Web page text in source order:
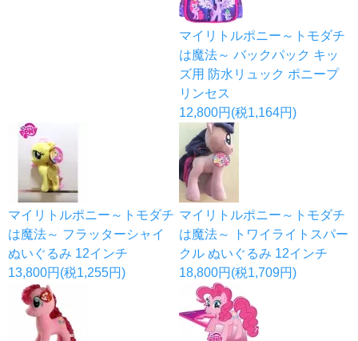
マイリトルポニー～トモダチ
は魔法～ バックパック キッ
ズ用 防水リュック ポニープ
リンセス
12,800円(税1,164円)
マイリトルポニー～トモダチ
は魔法～ フラッターシャイ
ぬいぐるみ 12インチ
13,800円(税1,255円)
マイリトルポニー～トモダチ
は魔法～ トワイライトスパー
クル ぬいぐるみ 12インチ
18,800円(税1,709円)